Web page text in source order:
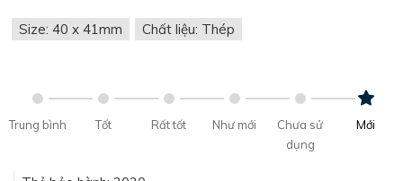
Size: 40 x 41mm Chất liệu: Thép
Trung bình Tốt Rất tốt Như mới
Chưa sử
dụng
Mới